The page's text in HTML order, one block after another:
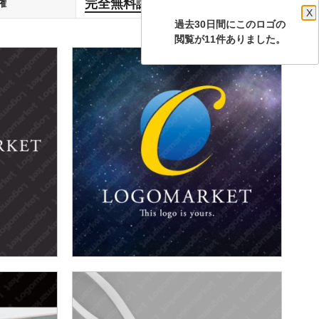
過去30日間にこのロゴの
X
閲覧が11件ありました。